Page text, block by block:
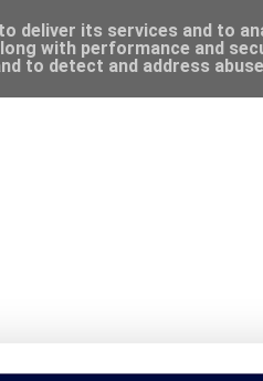
deliver its services and to
with performance and
to detect and address